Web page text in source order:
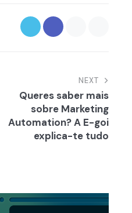
NEXT
Queres saber mais
sobre Marketing
Automation? A E-goi
explica-te tudo